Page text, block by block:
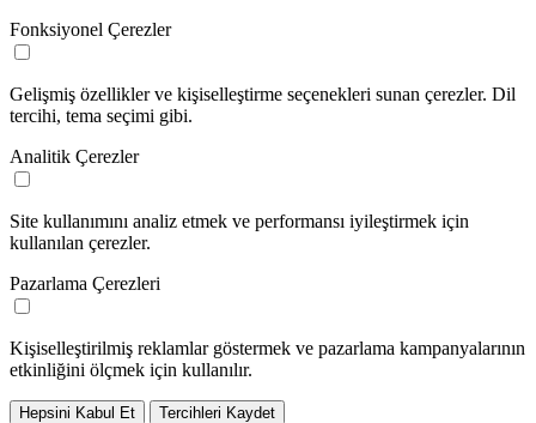
Fonksiyonel Çerezler
Gelişmiş özellikler ve kişiselleştirme seçenekleri sunan çerezler. Dil
tercihi, tema seçimi gibi.
Analitik Çerezler
Site kullanımını analiz etmek ve performansı iyileştirmek için
kullanılan çerezler.
Pazarlama Çerezleri
Kişiselleştirilmiş reklamlar göstermek ve pazarlama kampanyalarının
etkinliğini ölçmek için kullanılır.
Hepsini Kabul Et Tercihleri Kaydet